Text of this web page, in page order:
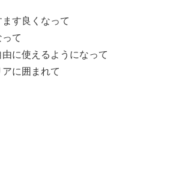
ます良くなって
って
由に使えるようになって
アに囲まれて